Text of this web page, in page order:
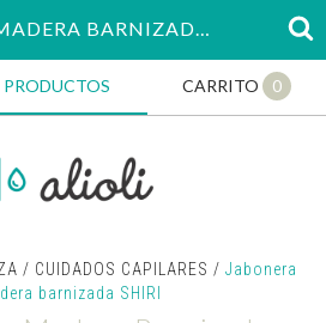
JABONERA DE MADERA BARNIZADA SHIRI
PRODUCTOS CARRITO 0
/ CUIDADOS CAPILARES / Jabonera
barnizada SHIRI